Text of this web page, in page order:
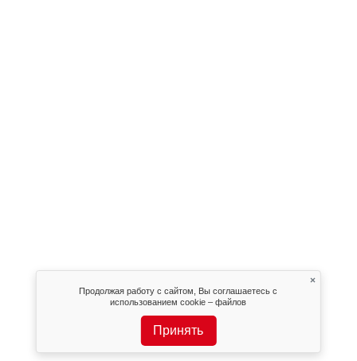
Продолжая работу с сайтом, Вы соглашаетесь с
использованием cookie – файлов
Принять
×